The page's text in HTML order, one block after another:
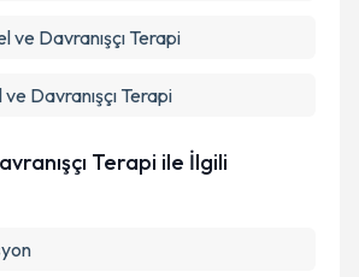
ve Davranışçı Terapi
ve Davranışçı Terapi
Terapi ile İlgili